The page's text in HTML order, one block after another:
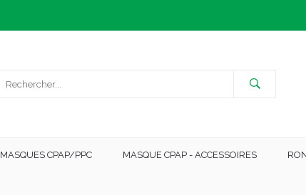
MASQUES CPAP/PPC MASQUE CPAP - ACCESSOIRES